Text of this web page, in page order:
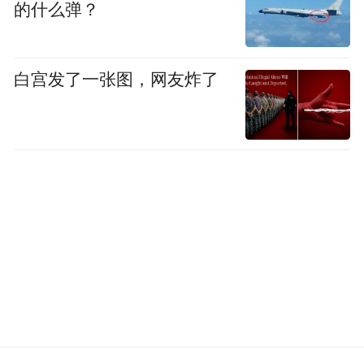
的什么弹？
白宫发了一张图，网友炸了